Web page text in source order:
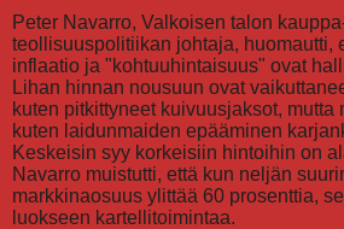
Peter Navarro, Valkoisen talon
teollisuuspolitiikan johtaja, huomautti,
inflaatio ja "kohtuuhintaisuus" ovat
Lihan hinnan nousuun ovat
kuten pitkittyneet kuivuusjaksot, mutta
kuten laidunmaiden epääminen
Keskeisin syy korkeisiin hintoihin on
Navarro muistutti, että kun neljän
markkinaosuus ylittää 60 prosenttia,
luokseen kartellitoimintaa.